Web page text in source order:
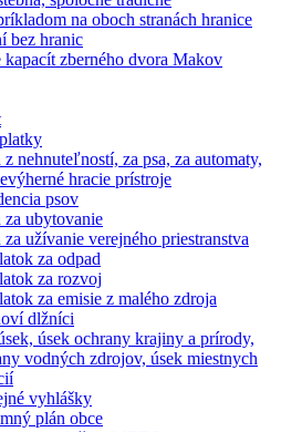
na oboch stranách hranice
bez hranic
kapacít zberného dvora Makov
z nehnuteľností, za psa, za automaty,
hracie prístroje
psov
za ubytovanie
za užívanie verejného priestranstva
za odpad
za rozvoj
za emisie z malého zdroja
dlžníci
úsek ochrany krajiny a prírody,
vodných zdrojov, úsek miestnych
vyhlášky
plán obce